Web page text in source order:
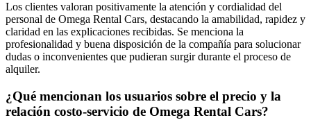
Los clientes valoran positivamente la atención y cordialidad del
personal de Omega Rental Cars, destacando la amabilidad, rapidez y
claridad en las explicaciones recibidas. Se menciona la
profesionalidad y buena disposición de la compañía para solucionar
dudas o inconvenientes que pudieran surgir durante el proceso de
alquiler.
¿Qué mencionan los usuarios sobre el precio y la
relación costo-servicio de Omega Rental Cars?